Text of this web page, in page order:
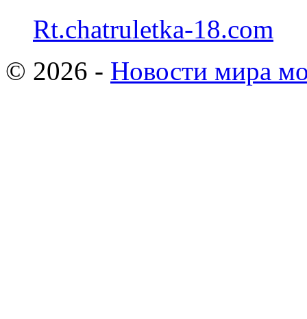
Rt.chatruletka-18.com
© 2026 - Новости мира